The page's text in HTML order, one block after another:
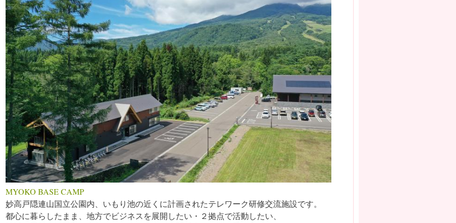
MYOKO BASE CAMP
妙高戸隠連山国立公園内、いもり池の近くに計画されたテレワーク研修交流施設です。
都心に暮らしたまま、地方でビジネスを展開したい・２拠点で活動したい、